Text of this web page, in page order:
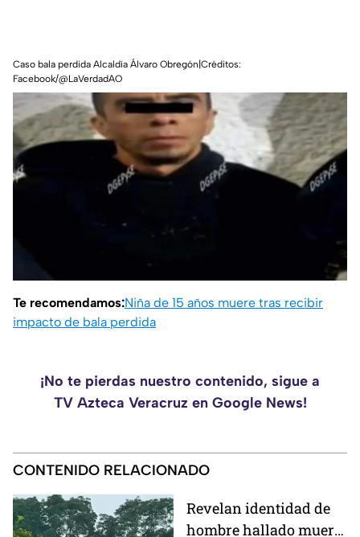
Caso bala perdida Alcaldía Álvaro Obregón|Créditos:
Facebook/@LaVerdadAO
Te recomendamos:Niña de 15 años muere tras recibir
impacto de bala perdida
¡No te pierdas nuestro contenido, sigue a
TV Azteca Veracruz en Google News!
CONTENIDO RELACIONADO
Revelan identidad de
hombre hallado muerto